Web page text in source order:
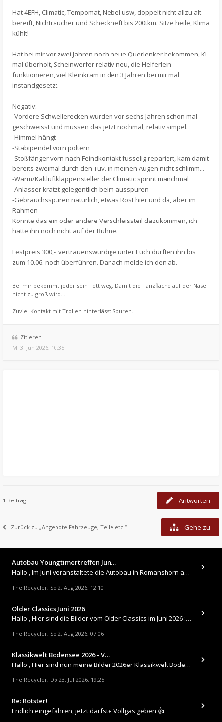
Hat 4EFH, Climatic, Tempomat, Nebel usw, doppelt nicht allzu alt
bereift, Nichtraucher und Scheckheft bis 200tkm. Sitze heile, Klima
kühlt!
Hat bei mir vor zwei Jahren noch neue Querlenker bekommen, KI
mal überholt, Scheinwerfer relativ neu, die Helferlein
funktionieren, viel Kleinkram in den 3 Jahren bei mir mal
instandgesetzt.
Negativ: -
-Vordere Schwellerecken wurden vor sechs Jahren schon mal
geschweisst und müssen das jetzt nochmal, relativ simpel.
-Himmel hängt
-Stabipendel vorn poltern
-Stoßfänger vorn nach Feindkontakt fusselig repariert, kam damit
bereits zweimal durch den Tüv. In meinen Augen nicht schlimm...
-Warm/Kaltluftklappensteller der Climatic spinnt manchmal
-Anlasser kratzt gelegentlich beim ausspuren
-Gebrauchsspuren natürlich, etwas Rost hier und da, aber im
Rahmen
Könnte das ein oder andere Verschleissteil dazukommen, ich
hatte ihn noch nicht auf der Bühne.
Festpreis 300,-, vertrauenswürdige unter Euch dürften ihn bis
zum 10.06. noch überführen. Danach melde ich den ab.
Bei mir bekommt jeder sein Fett weg. Damit die Tanzfläche auf der Nase
nicht zu groß wird....
Zuviel Kontakt mit Trollen hinterlässt Spuren.
Zitieren
Mi 3. Jun 2026, 10:35
1 Beitrag Antworten
Zurück zu „Angebote Fahrzeuge, Teile etc.“ Gehe zu
Autobau Youngtimertreffen Jun…
Hallo , Im Juni veranstaltete die Autobau in Romanshorn auf ihrem Gelände ein kleines Youngtimertreffen : https://up.
The Recycler, So 2. Aug 2026, 12:10
Older Classics Juni 2026
​Hallo , Hier sind die Bilder vom Older Classics im Juni 2026 : https://up.picr.de/51155940wd.jpg https://up.pic
The Recycler, So 2. Aug 2026, 07:06
Klassikwelt Bodensee 2026 - V…
Hallo , Hier sind nun meine Bilder 2026er Klassikwelt Bodensee 😀 https://up.picr.de/51125547rb.jpg https://up.pi
The Recycler, Do 23. Jul 2026, 19:25
Re: Rotster!
Endlich eingefahren, jetzt darfste Vollgas geben 👍